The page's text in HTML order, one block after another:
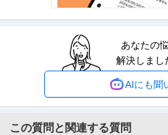
経理（財務会計） ／ 購買事務・調
技術研究組合最先端半導体技術センター
リモートワーク 残業月20時間以内 U・I
年収400万円〜600万円
【職種】管理＞経理（財務会計） 【業
に応じ、当該求人をビズリー…続きを見る
あなたの
解決しまし
AIにも聞
この質問と関連する質問